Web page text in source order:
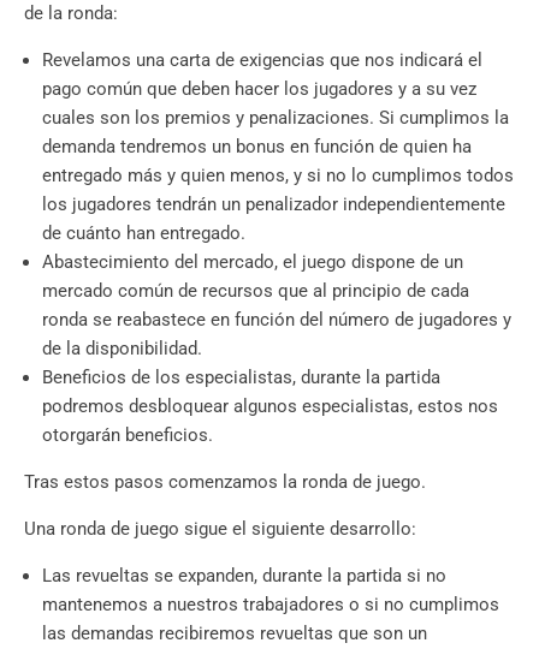
de la ronda:
Revelamos una carta de exigencias que nos indicará el
pago común que deben hacer los jugadores y a su vez
cuales son los premios y penalizaciones. Si cumplimos la
demanda tendremos un bonus en función de quien ha
entregado más y quien menos, y si no lo cumplimos todos
los jugadores tendrán un penalizador independientemente
de cuánto han entregado.
Abastecimiento del mercado, el juego dispone de un
mercado común de recursos que al principio de cada
ronda se reabastece en función del número de jugadores y
de la disponibilidad.
Beneficios de los especialistas, durante la partida
podremos desbloquear algunos especialistas, estos nos
otorgarán beneficios.
Tras estos pasos comenzamos la ronda de juego.
Una ronda de juego sigue el siguiente desarrollo:
Las revueltas se expanden, durante la partida si no
mantenemos a nuestros trabajadores o si no cumplimos
las demandas recibiremos revueltas que son un